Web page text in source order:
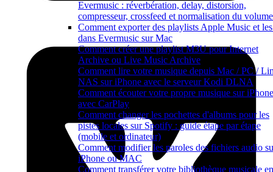
Evermusic : réverbération, delay, distorsion,
compresseur, crossfeed et normalisation du volume
Comment exporter des playlists Apple Music et
dans Evermusic sur Mac
Comment créer une playlist M3U pour Internet
Archive ou Live Music Archive
Comment lire votre musique depuis Mac / PC /
NAS sur iPhone avec le serveur Kodi DLNA
Comment écouter votre propre musique sur iPhone
avec CarPlay
Comment changer les pochettes d'albums pour les
pistes locales sur Spotify : guide étape par étape
(mobile et ordinateur)
Comment modifier les paroles des fichiers audio
iPhone ou MAC
Comment transférer votre bibliothèque musicale